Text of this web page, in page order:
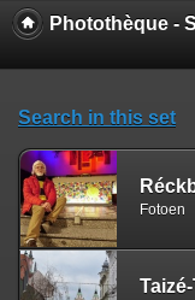
Photothèque -
Search in this set
Fotoen